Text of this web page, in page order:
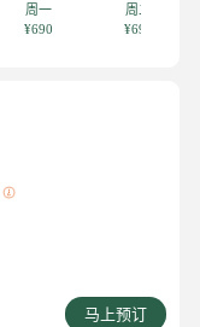
周一
¥690
周二
¥690
马上预订